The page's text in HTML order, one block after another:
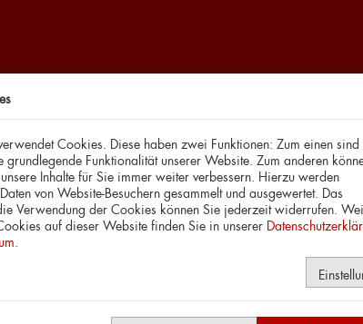
Repertoire Spielstätten Tanzpädagogik
Cookies. Diese haben zwei Funktionen: Zum einen sind
grundlegende Funktionalität unserer Website. Zum anderen
Inhalte für Sie immer weiter verbessern. Hierzu werden
von Website-Besuchern gesammelt und ausgewertet. Das
Verwendung der Cookies können Sie jederzeit widerrufen.
auf dieser Website finden Sie in unserer